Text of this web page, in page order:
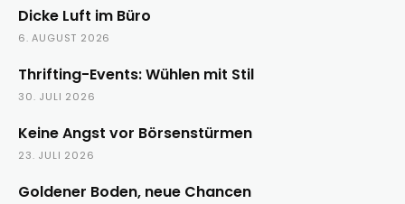
Dicke Luft im Büro
6. AUGUST 2026
Thrifting-Events: Wühlen mit Stil
30. JULI 2026
Keine Angst vor Börsenstürmen
23. JULI 2026
Goldener Boden, neue Chancen